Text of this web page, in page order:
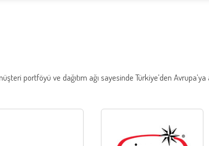
portföyü ve dağıtım ağı sayesinde Türkiye’den